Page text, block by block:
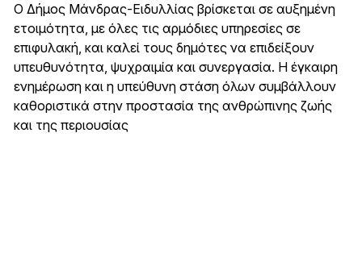
Ο Δήμος Μάνδρας-Ειδυλλίας βρίσκεται σε αυξημένη
ετοιμότητα, με όλες τις αρμόδιες υπηρεσίες σε
επιφυλακή, και καλεί τους δημότες να επιδείξουν
υπευθυνότητα, ψυχραιμία και συνεργασία. Η έγκαιρη
ενημέρωση και η υπεύθυνη στάση όλων συμβάλλουν
καθοριστικά στην προστασία της ανθρώπινης ζωής
και της περιουσίας